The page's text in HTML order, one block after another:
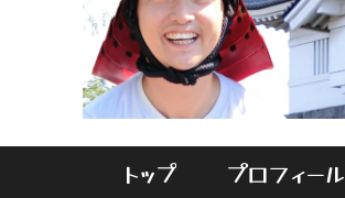
トップ プロフィール